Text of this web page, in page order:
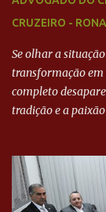
CRUZEIRO -
Se olhar a
transformação em
completo
tradição e a
feito
investimentos no
para a